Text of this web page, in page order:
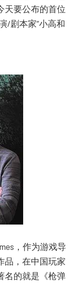
天要公布的首位
/剧本家”小高和
，作为游戏导
品，在中国玩家
名的就是《枪弹